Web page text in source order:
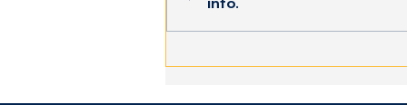
Ne Unim Forțele Pentru un